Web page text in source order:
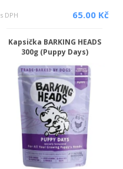
s DPH 65.00 Kč
Kapsička BARKING HEADS
300g (Puppy Days)